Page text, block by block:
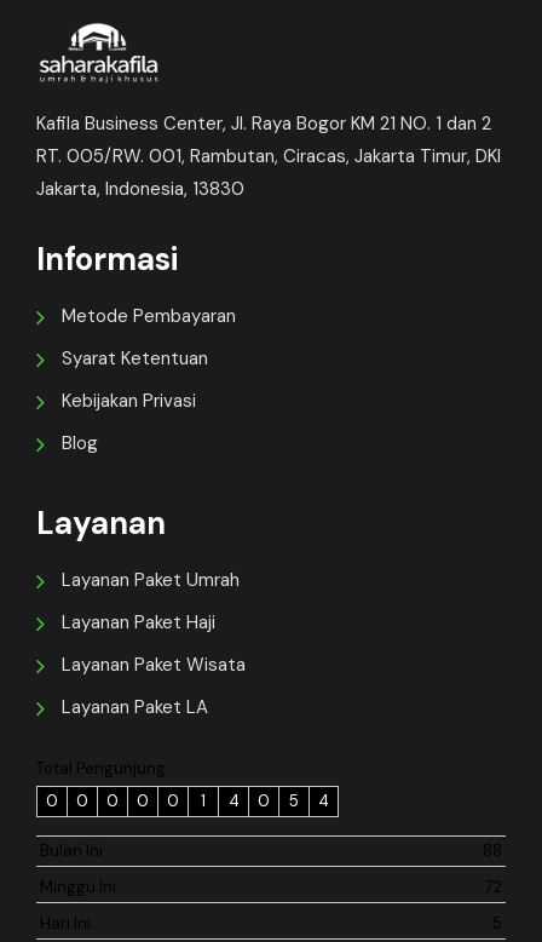
Kafila Business Center, Jl. Raya Bogor KM 21 NO. 1 dan 2
RT. 005/RW. 001, Rambutan, Ciracas, Jakarta Timur, DKI
Jakarta, Indonesia, 13830
Informasi
Metode Pembayaran
Syarat Ketentuan
Kebijakan Privasi
Blog
Layanan
Layanan Paket Umrah
Layanan Paket Haji
Layanan Paket Wisata
Layanan Paket LA
Total Pengunjung
0
0 0 0 0 1 4 0 5 4
Bulan Ini
88
Minggu Ini
72
Hari Ini
5